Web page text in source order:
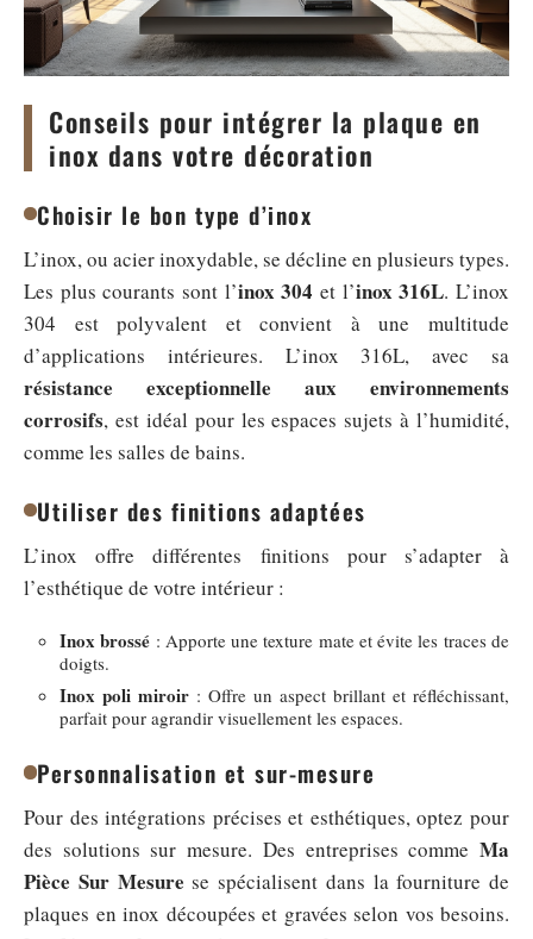
Conseils pour intégrer la plaque en
inox dans votre décoration
Choisir le bon type d’inox
L’inox, ou acier inoxydable, se décline en plusieurs types.
Les plus courants sont l’inox 304 et l’inox 316L. L’inox
304 est polyvalent et convient à une multitude
d’applications intérieures. L’inox 316L, avec sa
résistance exceptionnelle aux environnements
corrosifs, est idéal pour les espaces sujets à l’humidité,
comme les salles de bains.
Utiliser des finitions adaptées
L’inox offre différentes finitions pour s’adapter à
l’esthétique de votre intérieur :
Inox brossé : Apporte une texture mate et évite les traces de
doigts.
Inox poli miroir : Offre un aspect brillant et réfléchissant,
parfait pour agrandir visuellement les espaces.
Personnalisation et sur-mesure
Pour des intégrations précises et esthétiques, optez pour
des solutions sur mesure. Des entreprises comme Ma
Pièce Sur Mesure se spécialisent dans la fourniture de
plaques en inox découpées et gravées selon vos besoins.